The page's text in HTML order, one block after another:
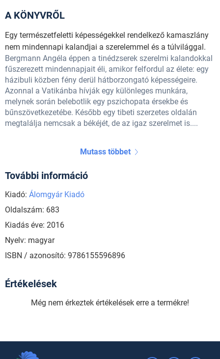
A KÖNYVRŐL
Egy természetfeletti képességekkel rendelkező kamaszlány
nem mindennapi kalandjai a szerelemmel és a túlvilággal.
Bergmann Angéla éppen a tinédzserek szerelmi kalandokkal
fűszerezett mindennapjait éli, amikor felfordul az élete: egy
házibuli közben fény derül hátborzongató képességeire.
Azonnal a Vatikánba hívják egy különleges munkára,
melynek során belebotlik egy pszichopata érsekbe és
bűnszövetkezetébe. Később egy tibeti szerzetes oldalán
megtalálja nemcsak a békéjét, de az igaz szerelmet is....
Mutass többet
További információ
Kiadó: Álomgyár Kiadó
Oldalszám: 683
Kiadás éve: 2016
Nyelv: magyar
ISBN / azonosító: 9786155596896
Értékelések
Még nem érkeztek értékelések erre a termékre!